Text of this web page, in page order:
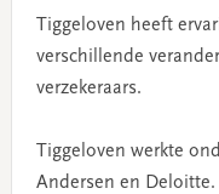
Tiggeloven heeft
verschillende
verzekeraars.
Tiggeloven werkte
Andersen en Deloitte.